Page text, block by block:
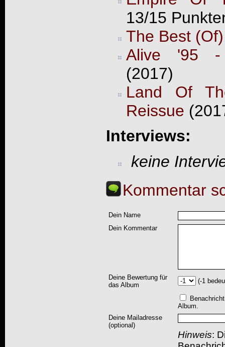
13/15
The Best (Of)
Alive '95 -
(2017)
Land Of
Reissue
Interviews:
keine
Kommentar
Dein Name
Dein Kommentar
Deine Bewertung für
das Album
(-1
Album.
Deine Mailadresse
(optional)
Hinweis: